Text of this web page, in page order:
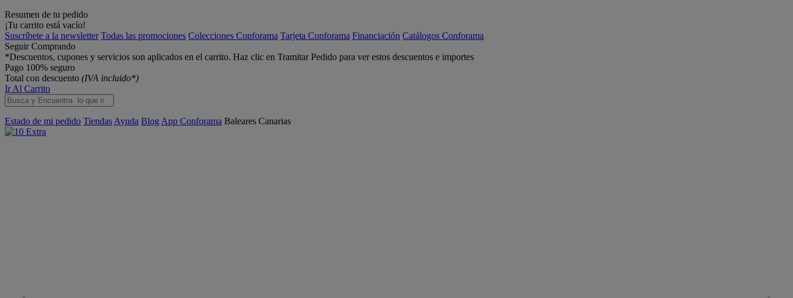
Resumen de tu pedido
¡Tu carrito está vacío!
Suscríbete a la newsletter Todas las promociones Colecciones Conforama Tarjeta Conforama Financiación Catálogos Conforama
Seguir Comprando
*Descuentos, cupones y servicios son aplicados en el carrito. Haz clic en Tramitar Pedido para ver estos descuentos e importes
Pago 100% seguro
Total con descuento (IVA incluido*)
Ir Al Carrito
Estado de mi pedido Tiendas Ayuda Blog App Conforama Baleares Canarias